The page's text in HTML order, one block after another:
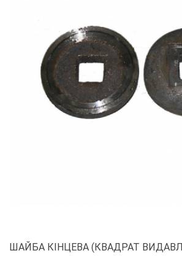
ШАЙБА КІНЦЕВА (КВАДРАТ